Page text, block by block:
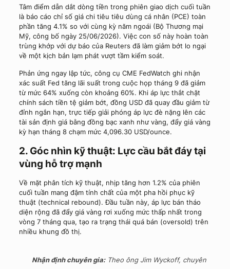
Tâm điểm dẫn dắt dòng tiền trong phiên giao dịch cuối tuần
là báo cáo chỉ số giá chi tiêu tiêu dùng cá nhân (PCE) toàn
phần tăng 4.1% so với cùng kỳ năm ngoái (Bộ Thương mại
Mỹ, công bố ngày 25/06/2026). Việc con số này hoàn toàn
trùng khớp với dự báo của Reuters đã làm giảm bớt lo ngại
về một kịch bản lạm phát vượt tầm kiểm soát.
Phản ứng ngay lập tức, công cụ CME FedWatch ghi nhận
xác suất Fed tăng lãi suất trong cuộc họp tháng 9 đã giảm
từ mức 64% xuống còn khoảng 60%. Khi áp lực thắt chặt
chính sách tiền tệ giảm bớt, đồng USD đã quay đầu giảm từ
đỉnh ngắn hạn, trực tiếp giải phóng áp lực đè nặng lên các
tài sản định giá bằng đồng bạc xanh như vàng, đẩy giá vàng
kỳ hạn tháng 8 chạm mức 4,096.30 USD/ounce.
2. Góc nhìn kỹ thuật: Lực cầu bắt đáy tại
vùng hỗ trợ mạnh
Về mặt phân tích kỹ thuật, nhịp tăng hơn 1.2% của phiên
cuối tuần mang đậm tính chất của một pha hồi phục kỹ
thuật (technical rebound). Đầu tuần này, áp lực bán tháo
diện rộng đã đẩy giá vàng rơi xuống mức thấp nhất trong
vòng 7 tháng qua, tạo ra trạng thái quá bán (oversold) trên
nhiều khung đồ thị.
Nhận định chuyên gia:Theo ông Jim Wyckoff, chuyên